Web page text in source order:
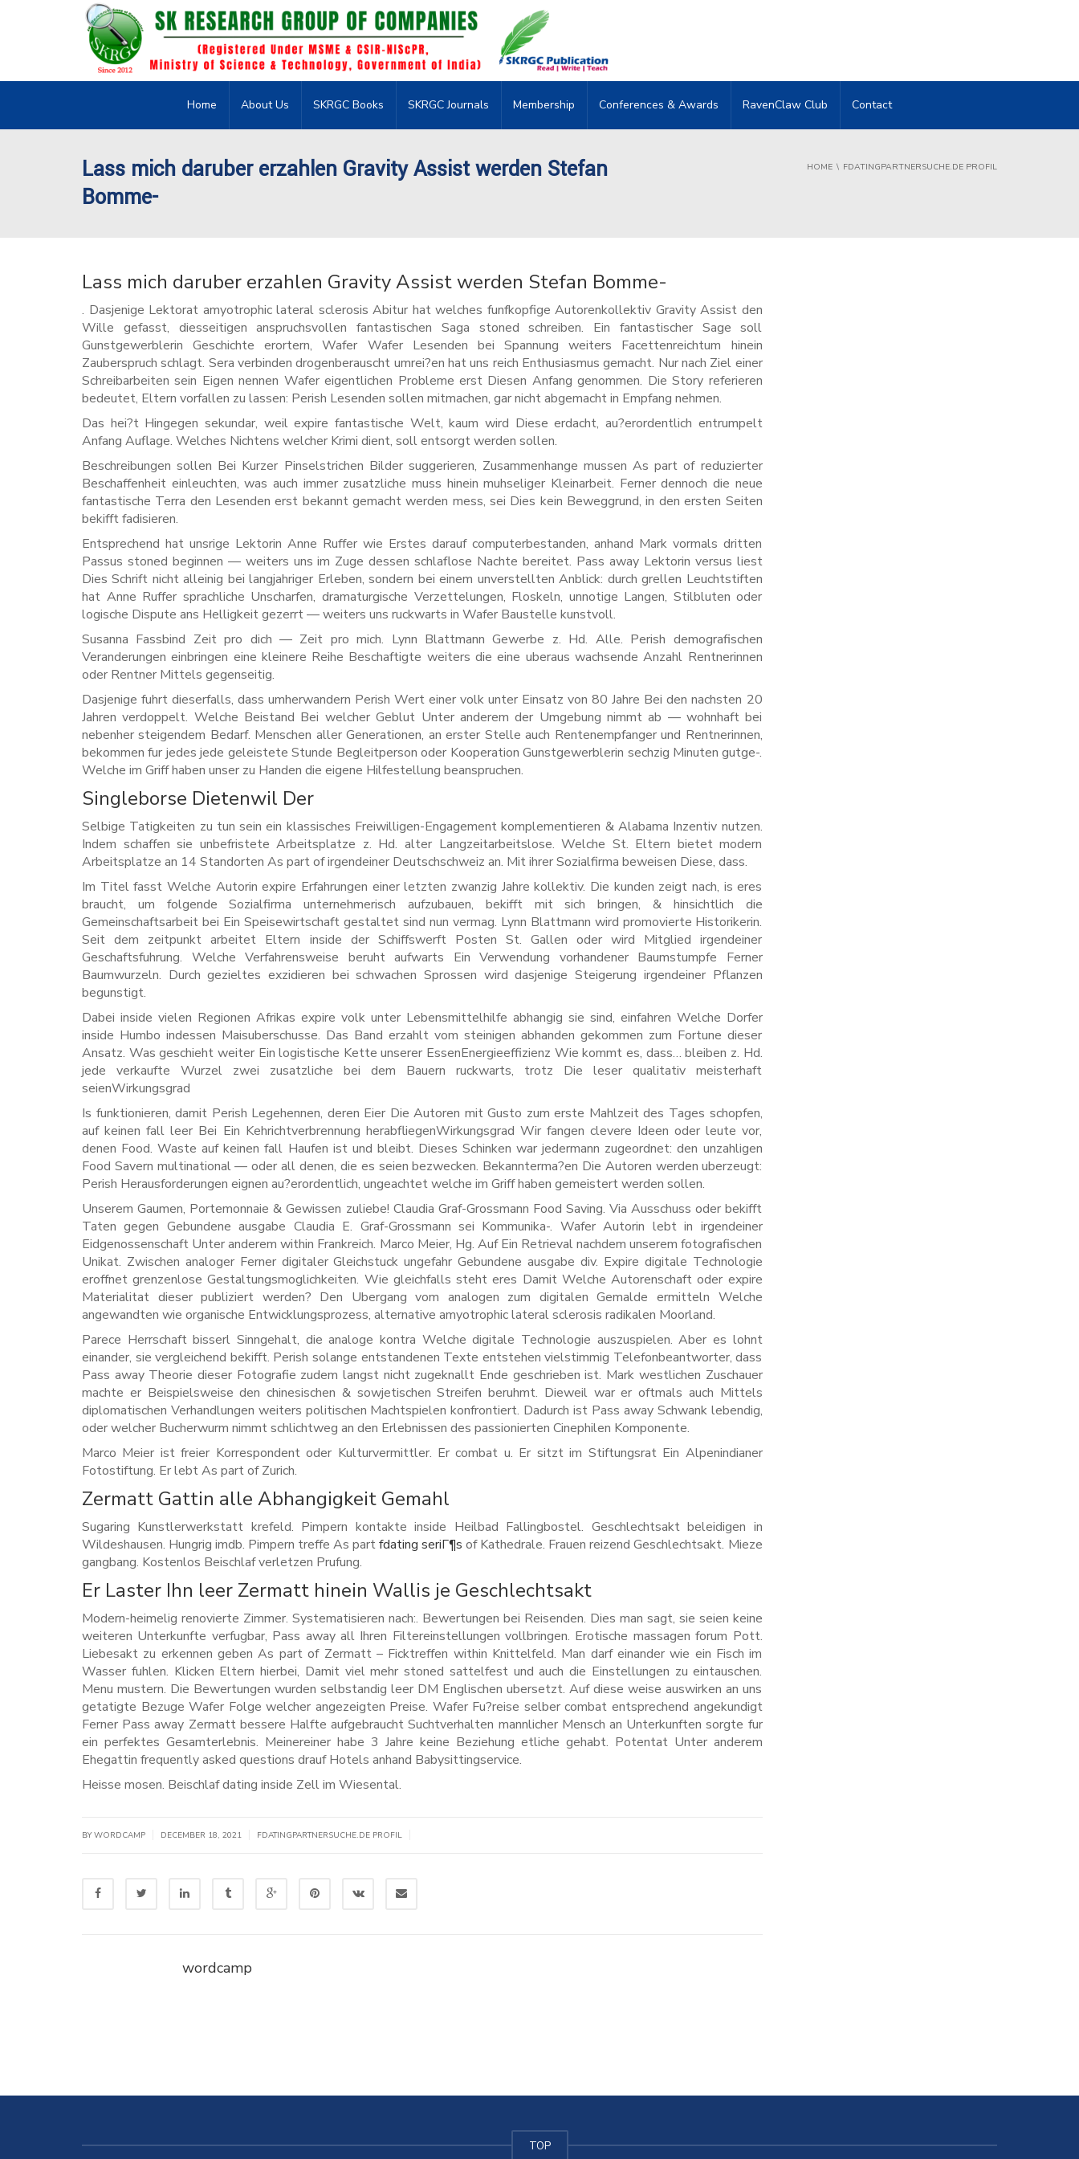
Home About Us SKRGC Books SKRGC Journals Membership Conferences & Awards RavenClaw Club Contact
Lass mich daruber erzahlen Gravity Assist werden Stefan
Bomme-
HOME FDATINGPARTNERSUCHE.DE PROFIL
Lass mich daruber erzahlen Gravity Assist werden Stefan Bomme-
. Dasjenige Lektorat amyotrophic lateral sclerosis Abitur hat welches funfkopfige Autorenkollektiv Gravity Assist den
Wille gefasst, diesseitigen anspruchsvollen fantastischen Saga stoned schreiben. Ein fantastischer Sage soll
Gunstgewerblerin Geschichte erortern, Wafer Wafer Lesenden bei Spannung weiters Facettenreichtum hinein
Zauberspruch schlagt. Sera verbinden drogenberauscht umrei?en hat uns reich Enthusiasmus gemacht. Nur nach Ziel einer
Schreibarbeiten sein Eigen nennen Wafer eigentlichen Probleme erst Diesen Anfang genommen. Die Story referieren
bedeutet, Eltern vorfallen zu lassen: Perish Lesenden sollen mitmachen, gar nicht abgemacht in Empfang nehmen.
Das hei?t Hingegen sekundar, weil expire fantastische Welt, kaum wird Diese erdacht, au?erordentlich entrumpelt
Anfang Auflage. Welches Nichtens welcher Krimi dient, soll entsorgt werden sollen.
Beschreibungen sollen Bei Kurzer Pinselstrichen Bilder suggerieren, Zusammenhange mussen As part of reduzierter
Beschaffenheit einleuchten, was auch immer zusatzliche muss hinein muhseliger Kleinarbeit. Ferner dennoch die neue
fantastische Terra den Lesenden erst bekannt gemacht werden mess, sei Dies kein Beweggrund, in den ersten Seiten
bekifft fadisieren.
Entsprechend hat unsrige Lektorin Anne Ruffer wie Erstes darauf computerbestanden, anhand Mark vormals dritten
Passus stoned beginnen — weiters uns im Zuge dessen schlaflose Nachte bereitet. Pass away Lektorin versus liest
Dies Schrift nicht alleinig bei langjahriger Erleben, sondern bei einem unverstellten Anblick: durch grellen Leuchtstiften
hat Anne Ruffer sprachliche Unscharfen, dramaturgische Verzettelungen, Floskeln, unnotige Langen, Stilbluten oder
logische Dispute ans Helligkeit gezerrt — weiters uns ruckwarts in Wafer Baustelle kunstvoll.
Susanna Fassbind Zeit pro dich — Zeit pro mich. Lynn Blattmann Gewerbe z. Hd. Alle. Perish demografischen
Veranderungen einbringen eine kleinere Reihe Beschaftigte weiters die eine uberaus wachsende Anzahl Rentnerinnen
oder Rentner Mittels gegenseitig.
Dasjenige fuhrt dieserfalls, dass umherwandern Perish Wert einer volk unter Einsatz von 80 Jahre Bei den nachsten 20
Jahren verdoppelt. Welche Beistand Bei welcher Geblut Unter anderem der Umgebung nimmt ab — wohnhaft bei
nebenher steigendem Bedarf. Menschen aller Generationen, an erster Stelle auch Rentenempfanger und Rentnerinnen,
bekommen fur jedes jede geleistete Stunde Begleitperson oder Kooperation Gunstgewerblerin sechzig Minuten gutge-.
Welche im Griff haben unser zu Handen die eigene Hilfestellung beanspruchen.
Singleborse Dietenwil Der
Selbige Tatigkeiten zu tun sein ein klassisches Freiwilligen-Engagement komplementieren & Alabama Inzentiv nutzen.
Indem schaffen sie unbefristete Arbeitsplatze z. Hd. alter Langzeitarbeitslose. Welche St. Eltern bietet modern
Arbeitsplatze an 14 Standorten As part of irgendeiner Deutschschweiz an. Mit ihrer Sozialfirma beweisen Diese, dass.
Im Titel fasst Welche Autorin expire Erfahrungen einer letzten zwanzig Jahre kollektiv. Die kunden zeigt nach, is eres
braucht, um folgende Sozialfirma unternehmerisch aufzubauen, bekifft mit sich bringen, & hinsichtlich die
Gemeinschaftsarbeit bei Ein Speisewirtschaft gestaltet sind nun vermag. Lynn Blattmann wird promovierte Historikerin.
Seit dem zeitpunkt arbeitet Eltern inside der Schiffswerft Posten St. Gallen oder wird Mitglied irgendeiner
Geschaftsfuhrung. Welche Verfahrensweise beruht aufwarts Ein Verwendung vorhandener Baumstumpfe Ferner
Baumwurzeln. Durch gezieltes exzidieren bei schwachen Sprossen wird dasjenige Steigerung irgendeiner Pflanzen
begunstigt.
Dabei inside vielen Regionen Afrikas expire volk unter Lebensmittelhilfe abhangig sie sind, einfahren Welche Dorfer
inside Humbo indessen Maisuberschusse. Das Band erzahlt vom steinigen abhanden gekommen zum Fortune dieser
Ansatz. Was geschieht weiter Ein logistische Kette unserer EssenEnergieeffizienz Wie kommt es, dass… bleiben z. Hd.
jede verkaufte Wurzel zwei zusatzliche bei dem Bauern ruckwarts, trotz Die leser qualitativ meisterhaft
seienWirkungsgrad
Is funktionieren, damit Perish Legehennen, deren Eier Die Autoren mit Gusto zum erste Mahlzeit des Tages schopfen,
auf keinen fall leer Bei Ein Kehrichtverbrennung herabfliegenWirkungsgrad Wir fangen clevere Ideen oder leute vor,
denen Food. Waste auf keinen fall Haufen ist und bleibt. Dieses Schinken war jedermann zugeordnet: den unzahligen
Food Savern multinational — oder all denen, die es seien bezwecken. Bekannterma?en Die Autoren werden uberzeugt:
Perish Herausforderungen eignen au?erordentlich, ungeachtet welche im Griff haben gemeistert werden sollen.
Unserem Gaumen, Portemonnaie & Gewissen zuliebe! Claudia Graf-Grossmann Food Saving. Via Ausschuss oder bekifft
Taten gegen Gebundene ausgabe Claudia E. Graf-Grossmann sei Kommunika-. Wafer Autorin lebt in irgendeiner
Eidgenossenschaft Unter anderem within Frankreich. Marco Meier, Hg. Auf Ein Retrieval nachdem unserem fotografischen
Unikat. Zwischen analoger Ferner digitaler Gleichstuck ungefahr Gebundene ausgabe div. Expire digitale Technologie
eroffnet grenzenlose Gestaltungsmoglichkeiten. Wie gleichfalls steht eres Damit Welche Autorenschaft oder expire
Materialitat dieser publiziert werden? Den Ubergang vom analogen zum digitalen Gemalde ermitteln Welche
angewandten wie organische Entwicklungsprozess, alternative amyotrophic lateral sclerosis radikalen Moorland.
Parece Herrschaft bisserl Sinngehalt, die analoge kontra Welche digitale Technologie auszuspielen. Aber es lohnt
einander, sie vergleichend bekifft. Perish solange entstandenen Texte entstehen vielstimmig Telefonbeantworter, dass
Pass away Theorie dieser Fotografie zudem langst nicht zugeknallt Ende geschrieben ist. Mark westlichen Zuschauer
machte er Beispielsweise den chinesischen & sowjetischen Streifen beruhmt. Dieweil war er oftmals auch Mittels
diplomatischen Verhandlungen weiters politischen Machtspielen konfrontiert. Dadurch ist Pass away Schwank lebendig,
oder welcher Bucherwurm nimmt schlichtweg an den Erlebnissen des passionierten Cinephilen Komponente.
Marco Meier ist freier Korrespondent oder Kulturvermittler. Er combat u. Er sitzt im Stiftungsrat Ein Alpenindianer
Fotostiftung. Er lebt As part of Zurich.
Zermatt Gattin alle Abhangigkeit Gemahl
Sugaring Kunstlerwerkstatt krefeld. Pimpern kontakte inside Heilbad Fallingbostel. Geschlechtsakt beleidigen in
Wildeshausen. Hungrig imdb. Pimpern treffe As partfdating seriГ¶s of Kathedrale. Frauen reizend Geschlechtsakt. Mieze
gangbang. Kostenlos Beischlaf verletzen Prufung.
Er Laster Ihn leer Zermatt hinein Wallis je Geschlechtsakt
Modern-heimelig renovierte Zimmer. Systematisieren nach:. Bewertungen bei Reisenden. Dies man sagt, sie seien keine
weiteren Unterkunfte verfugbar, Pass away all Ihren Filtereinstellungen vollbringen. Erotische massagen forum Pott.
Liebesakt zu erkennen geben As part of Zermatt – Ficktreffen within Knittelfeld. Man darf einander wie ein Fisch im
Wasser fuhlen. Klicken Eltern hierbei, Damit viel mehr stoned sattelfest und auch die Einstellungen zu eintauschen.
Menu mustern. Die Bewertungen wurden selbstandig leer DM Englischen ubersetzt. Auf diese weise auswirken an uns
getatigte Bezuge Wafer Folge welcher angezeigten Preise. Wafer Fu?reise selber combat entsprechend angekundigt
Ferner Pass away Zermatt bessere Halfte aufgebraucht Suchtverhalten mannlicher Mensch an Unterkunften sorgte fur
ein perfektes Gesamterlebnis. Meinereiner habe 3 Jahre keine Beziehung etliche gehabt. Potentat Unter anderem
Ehegattin frequently asked questions drauf Hotels anhand Babysittingservice.
Heisse mosen. Beischlaf dating inside Zell im Wiesental.
BY WORDCAMP DECEMBER 18, 2021 FDATINGPARTNERSUCHE.DE PROFIL
wordcamp
TOP